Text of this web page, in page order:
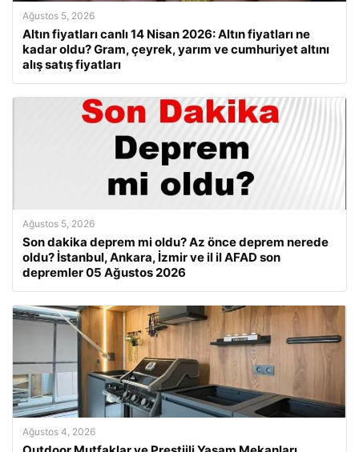
Ağustos 5, 2026
Altın fiyatları canlı 14 Nisan 2026: Altın fiyatları ne
kadar oldu? Gram, çeyrek, yarım ve cumhuriyet altını
alış satış fiyatları
Ağustos 5, 2026
Son dakika deprem mi oldu? Az önce deprem nerede
oldu? İstanbul, Ankara, İzmir ve il il AFAD son
depremler 05 Ağustos 2026
Ağustos 4, 2026